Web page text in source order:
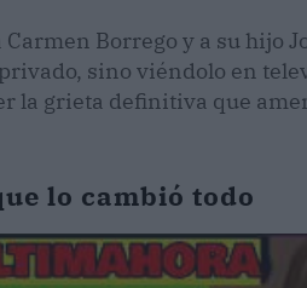
Carmen Borrego y a su hijo
sino viéndolo en
la grieta definitiva que
lo cambió todo